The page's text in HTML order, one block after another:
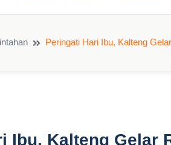
Peringati Hari Ibu, Kalteng
Ibu, Kalteng Gelar